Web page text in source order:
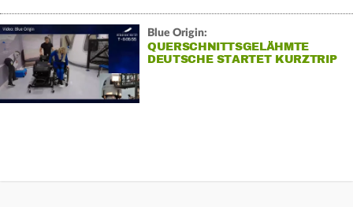
Blue Origin:
QUERSCHNITTSGELÄHMTE
DEUTSCHE STARTET KURZTRIP